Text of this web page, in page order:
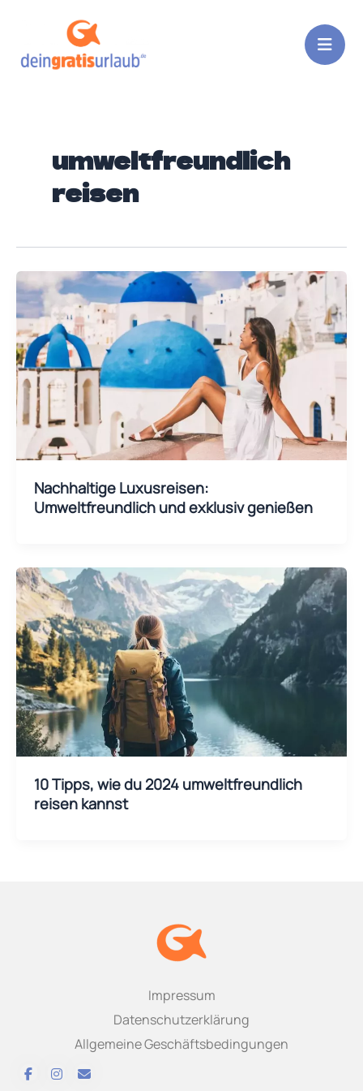
umweltfreundlich
reisen
Nachhaltige Luxusreisen:
Umweltfreundlich und exklusiv genießen
10 Tipps, wie du 2024 umweltfreundlich
reisen kannst
Impressum
Datenschutzerklärung
Allgemeine Geschäftsbedingungen